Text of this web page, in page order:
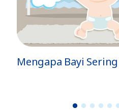
Mengapa Bayi
1 2 3 4 5